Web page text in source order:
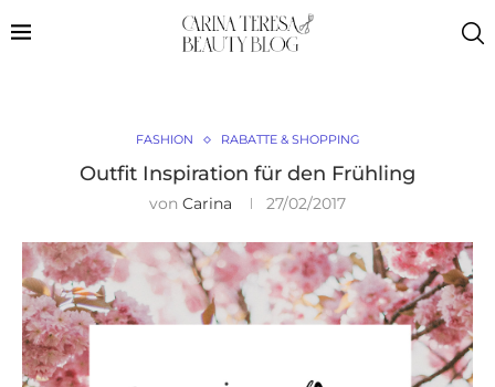
FASHION RABATTE & SHOPPING
Outfit Inspiration für den Frühling
von Carina 27/02/2017